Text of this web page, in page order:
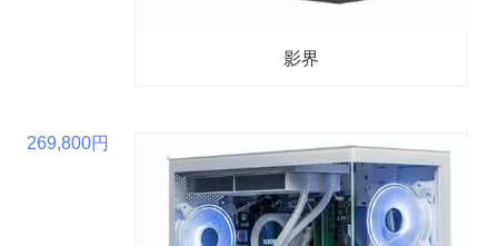
影界
269,800円